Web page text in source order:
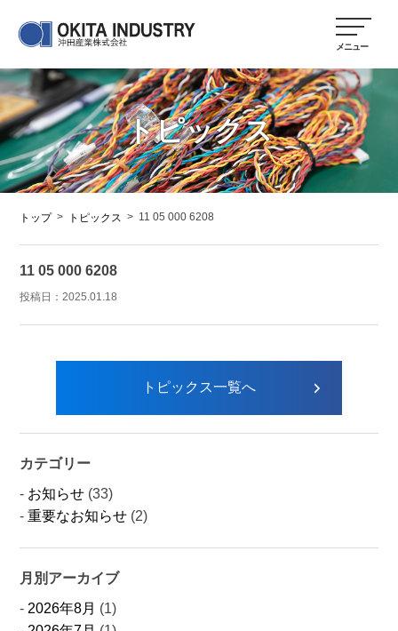
トピックス
トップ > トピックス > 11 05 000 6208
11 05 000 6208
投稿日：2025.01.18
トピックス一覧へ
カテゴリー
お知らせ (33)
重要なお知らせ (2)
月別アーカイブ
2026年8月 (1)